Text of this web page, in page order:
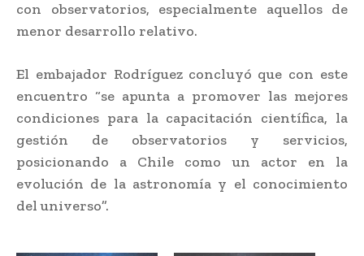
con observatorios, especialmente aquellos de
menor desarrollo relativo.
El embajador Rodríguez concluyó que con este
encuentro “se apunta a promover las mejores
condiciones para la capacitación científica, la
gestión de observatorios y servicios,
posicionando a Chile como un actor en la
evolución de la astronomía y el conocimiento
del universo”.